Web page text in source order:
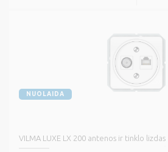
NUOLAIDA
VILMA LUXE LX 200 antenos ir tinklo lizdas